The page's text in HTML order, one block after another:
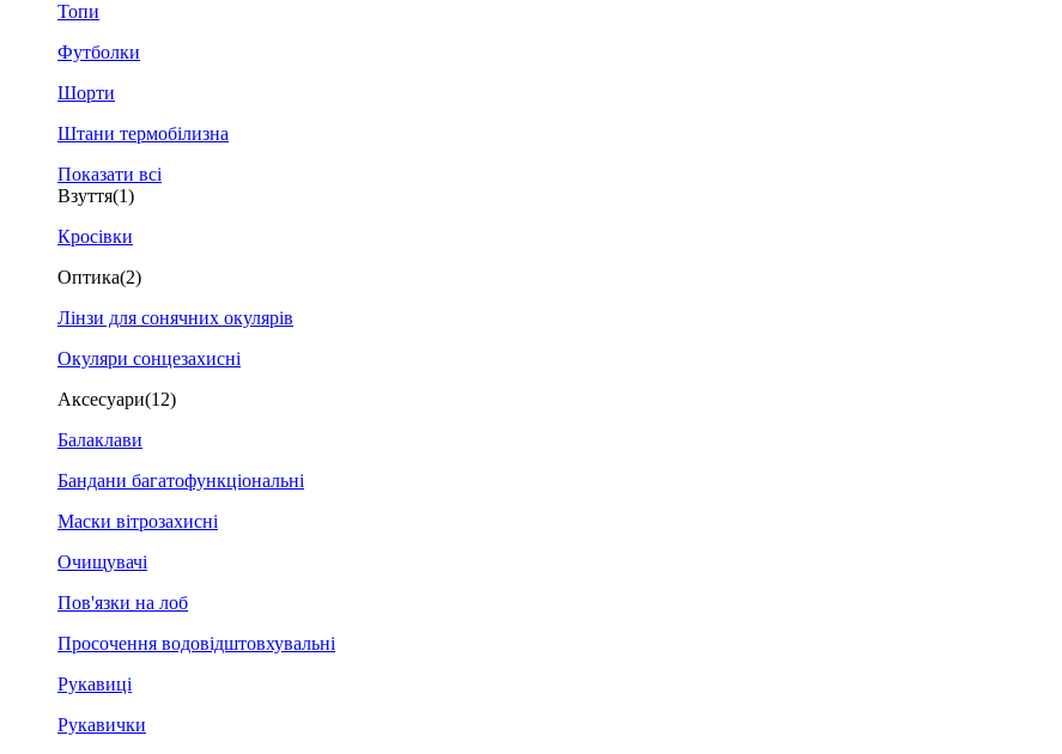
Топи
Футболки
Шорти
Штани термобілизна
Показати всі
Взуття(1)
Кросівки
Оптика(2)
Лінзи для сонячних окулярів
Окуляри сонцезахисні
Аксесуари(12)
Балаклави
Бандани багатофункціональні
Маски вітрозахисні
Очищувачі
Пов'язки на лоб
Просочення водовідштовхувальні
Рукавиці
Рукавички